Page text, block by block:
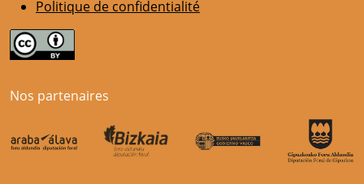
Politique de confidentialité
Nos partenaires